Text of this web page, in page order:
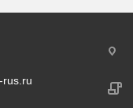
rus.ru